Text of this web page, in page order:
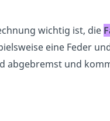
wichtig ist, die
eine Feder
abgebremst und